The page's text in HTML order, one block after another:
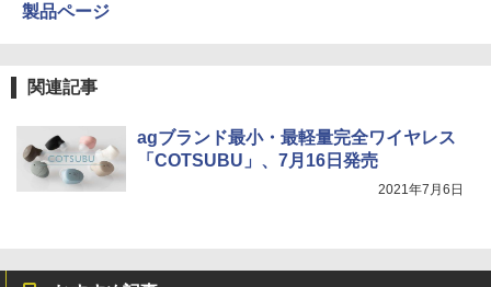
製品ページ
関連記事
agブランド最小・最軽量完全ワイヤレス
「COTSUBU」、7月16日発売
2021年7月6日